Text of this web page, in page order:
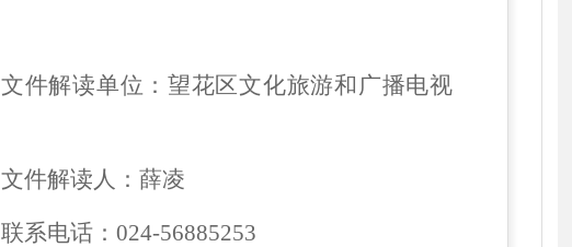
文件解读单位：望花区文化旅游和广播电视
文件解读人：薛凌
联系电话： 024-56885253